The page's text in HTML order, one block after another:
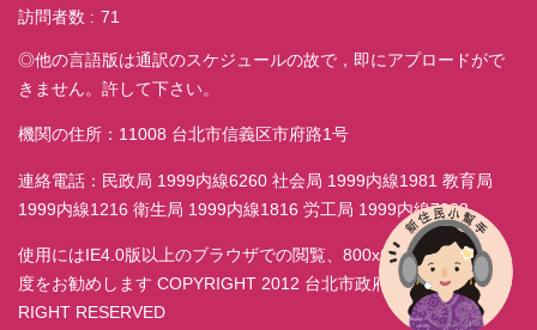
訪問者数
71
◎他の言語版は通訳のスケジュールの故で，即にアプロードがで
きません。許して下さい。
機関の住所：11008 台北市信義区市府路1号
連絡電話：民政局 1999内線6260 社会局 1999内線1981 教育局
1999内線1216 衛生局 1999内線1816 労工局 1999内線7038
使用にはIE4.0版以上のブラウザでの閲覧、800x600モニター解析
度をお勧めします COPYRIGHT 2012 台北市政府民政局 ALL
RIGHT RESERVED